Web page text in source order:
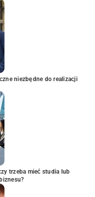
niezbędne do realizacji
trzeba mieć studia lub